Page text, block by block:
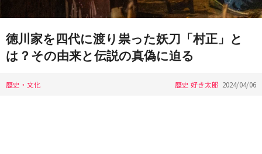
徳川家を四代に渡り祟った妖刀「村正」と
は？その由来と伝説の真偽に迫る
歴史・文化 歴史 好き太郎 2024/04/06